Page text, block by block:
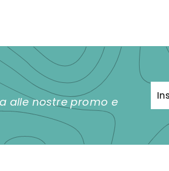
alle nostre promo e